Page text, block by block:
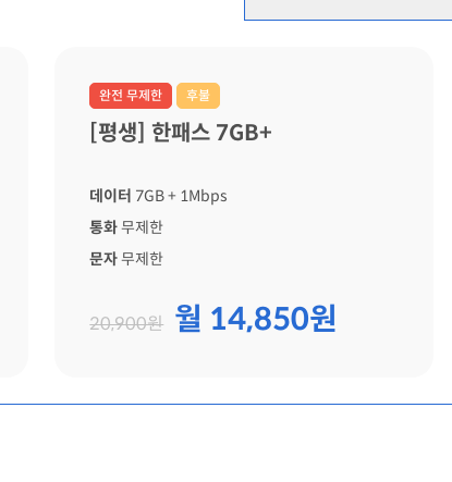
완전 무제한 후불
[평생] 한패스 7GB+
데이터 7GB+ 1Mbps
통화무제한
문자무제한
20,900원 월 14,850원